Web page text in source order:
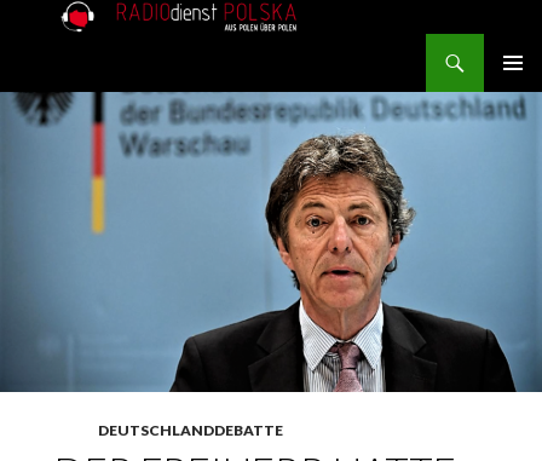
MENU
DEUTSCHLANDDEBATTE